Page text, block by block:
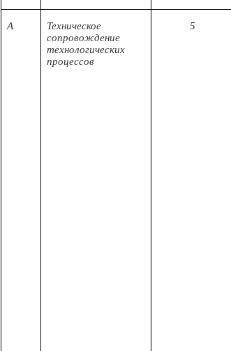
A
Техническое
сопровождение
технологических
процессов
5